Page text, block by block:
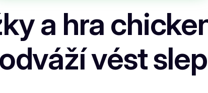
a hra
vést